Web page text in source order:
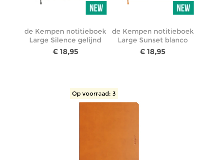
de Kempen notitieboek
Large Silence gelijnd
€ 18,95
de Kempen notitieboek
Large Sunset blanco
€ 18,95
Op voorraad: 3